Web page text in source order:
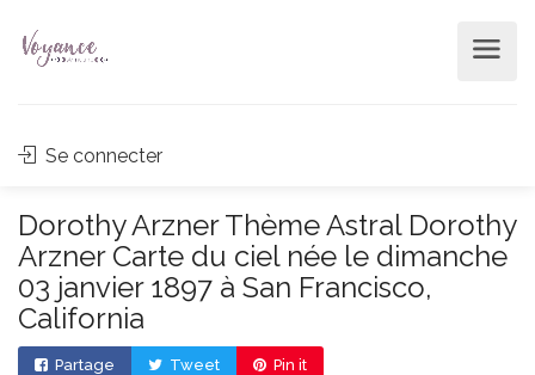
Se connecter
Dorothy Arzner Thème Astral Dorothy
Arzner Carte du ciel née le dimanche
03 janvier 1897 à San Francisco,
California
Partage Tweet Pin it